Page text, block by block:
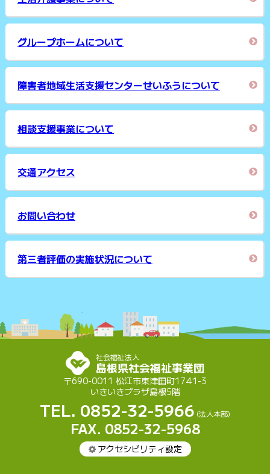
グループホームについて
障害者地域生活支援センターせいふうについて
相談支援事業について
交通アクセス
お問い合わせ
第三者評価の実施状況について
社会福祉法人
島根県社会福祉事業団
〒690-0011 松江市東津田町1741-3
いきいきプラザ島根5階
TEL. 0852-32-5966 (法人本部)
FAX. 0852-32-5968
アクセシビリティ設定